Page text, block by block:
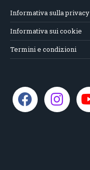
Informativa sulla privacy
Informativa sui cookie
Termini e condizioni